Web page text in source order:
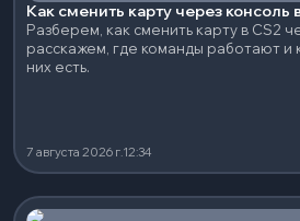
Как сменить карту через консоль
Разберем, как сменить карту в CS2
расскажем, где команды работают и
них есть.
7 августа 2026 г.12:34